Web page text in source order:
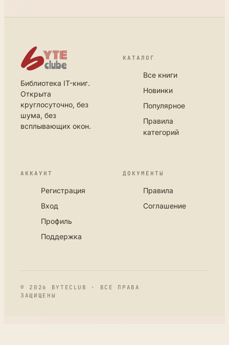
Библиотека IT-книг.
Открыта
круглосуточно, без
шума, без
всплывающих окон.
КАТАЛОГ
Все книги
Новинки
Популярное
Правила
категорий
АККАУНТ
Регистрация
Вход
Профиль
Поддержка
ДОКУМЕНТЫ
Правила
Соглашение
© 2026 BYTECLUB · ВСЕ ПРАВА
ЗАЩИЩЕНЫ